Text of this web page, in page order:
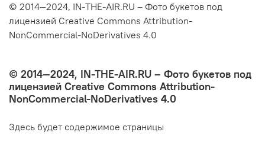
© 2014—2024, IN-THE-AIR.RU – Фото букетов под
лицензией Creative Commons Attribution-
NonCommercial-NoDerivatives 4.0
© 2014—2024, IN-THE-AIR.RU – Фото букетов под
лицензией Creative Commons Attribution-
NonCommercial-NoDerivatives 4.0
Здесь будет содержимое страницы